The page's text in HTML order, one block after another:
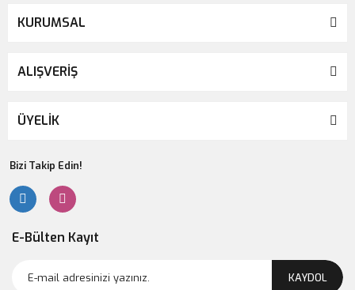
KURUMSAL
ALIŞVERİŞ
ÜYELİK
Bizi Takip Edin!
E-Bülten Kayıt
KAYDOL